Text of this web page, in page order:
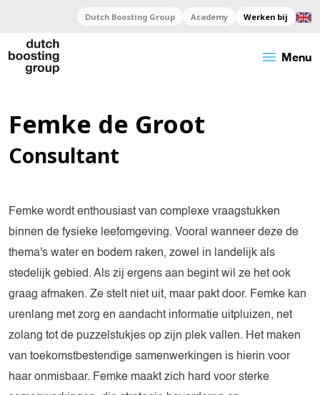
Dutch Boosting Group Academy Werken bij
menu Menu
Femke de Groot
Consultant
Femke wordt enthousiast van complexe vraagstukken
binnen de fysieke leefomgeving. Vooral wanneer deze de
thema's water en bodem raken, zowel in landelijk als
stedelijk gebied. Als zij ergens aan begint wil ze het ook
graag afmaken. Ze stelt niet uit, maar pakt door. Femke kan
urenlang met zorg en aandacht informatie uitpluizen, net
zolang tot de puzzelstukjes op zijn plek vallen. Het maken
van toekomstbestendige samenwerkingen is hierin voor
haar onmisbaar. Femke maakt zich hard voor sterke